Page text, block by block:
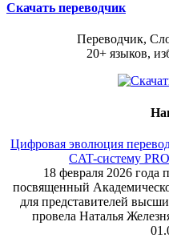
Скачать переводчик
Переводчик,
20+ языков,
Цифровая эволюция
CAT-систему
18 февраля 2026 года
посвященный
для представителей
провела Наталья